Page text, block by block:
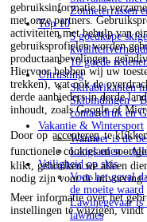
gebruiksinformatie te
met onze partners.
activiteiten met behulp van
gebruiksprofielen worden
productaanbevelingen,
Hiervoor hebben wij uw
trekken), wat ook de
derde aanbieders in derde
inhoudt, zoals Google of
Door op accepterente
functionele cookies en
klikt, gebruiken we alleen
nodig zijn voor de uitvoering
Meer informatie over het
instellingen te wijzigen,
Zonneterrassen
Top 10
5 goedkope
10 goede
Uitrusting
Skifabrikanten
Skibindingen -
contactdruk en
Vakantie & Wintersport
Wanneer is de
Langlaufen -
Veiligheid op skis
Voor het geval
de moeite waard
Lawinegevaar is
lawines